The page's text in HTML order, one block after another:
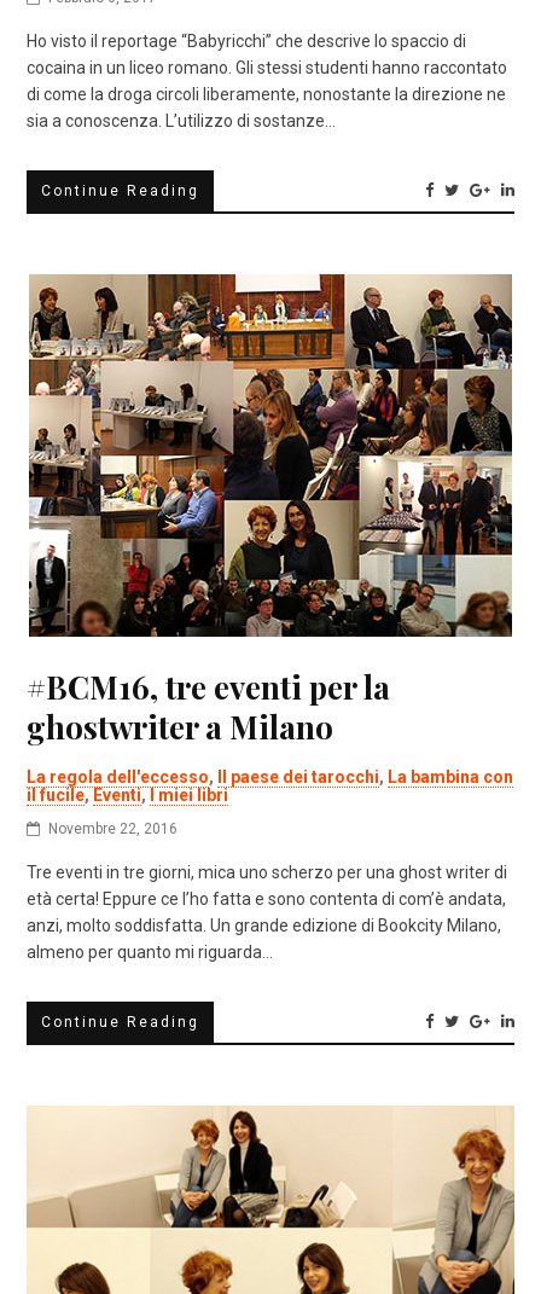
Ho visto il reportage “Babyricchi” che descrive lo spaccio di
cocaina in un liceo romano. Gli stessi studenti hanno raccontato
di come la droga circoli liberamente, nonostante la direzione ne
sia a conoscenza. L’utilizzo di sostanze…
Continue Reading
#BCM16, tre eventi per la
ghostwriter a Milano
La regola dell'eccesso, Il paese dei tarocchi, La bambina con
il fucile, Eventi, I miei libri
Novembre 22, 2016
Tre eventi in tre giorni, mica uno scherzo per una ghost writer di
età certa! Eppure ce l’ho fatta e sono contenta di com’è andata,
anzi, molto soddisfatta. Un grande edizione di Bookcity Milano,
almeno per quanto mi riguarda…
Continue Reading